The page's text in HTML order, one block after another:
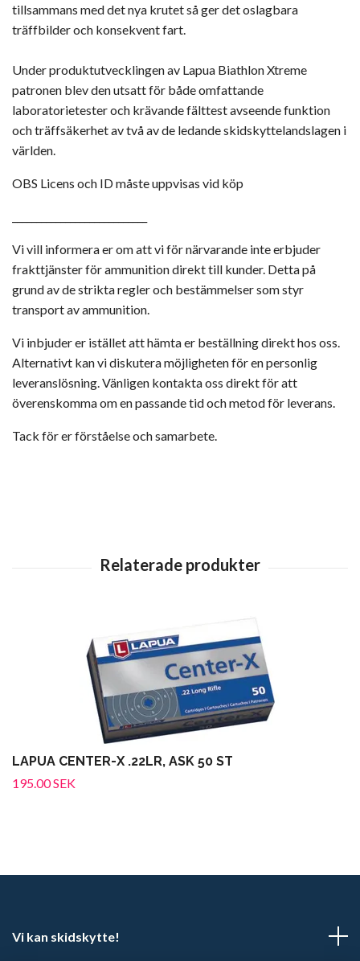
tillsammans med det nya krutet så ger det oslagbara
träffbilder och konsekvent fart.
Under produktutvecklingen av Lapua Biathlon Xtreme
patronen blev den utsatt för både omfattande
laboratorietester och krävande fälttest avseende funktion
och träffsäkerhet av två av de ledande skidskyttelandslagen i
världen.
OBS Licens och ID måste uppvisas vid köp
Vi vill informera er om att vi för närvarande inte erbjuder
frakttjänster för ammunition direkt till kunder. Detta på
grund av de strikta regler och bestämmelser som styr
transport av ammunition.
Vi inbjuder er istället att hämta er beställning direkt hos oss.
Alternativt kan vi diskutera möjligheten för en personlig
leveranslösning. Vänligen kontakta oss direkt för att
överenskomma om en passande tid och metod för leverans.
Tack för er förståelse och samarbete.
LAPUA CENTER-X .22LR, ASK 50 ST
195.00 SEK
Vi kan skidskytte!